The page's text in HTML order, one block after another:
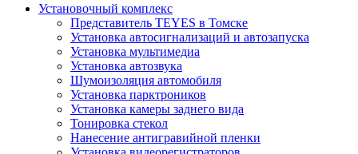
Установочный комплекс
Представитель TEYES в Томске
Установка автосигнализаций и автозапуска
Установка мультимедиа
Установка автозвука
Шумоизоляция автомобиля
Установка парктроников
Установка камеры заднего вида
Тонировка стекол
Нанесение антигравийной пленки